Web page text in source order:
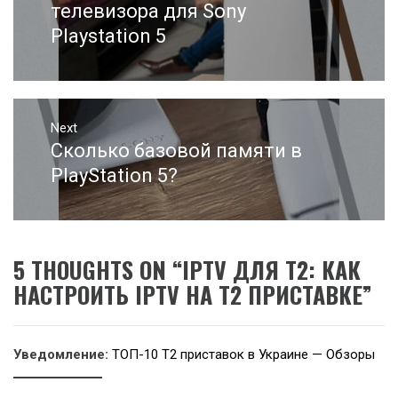
записям
post:
телевизора для Sony
Playstation 5
Next
Next
post:
Сколько базовой памяти в
PlayStation 5?
5 THOUGHTS ON “IPTV ДЛЯ Т2: КАК
НАСТРОИТЬ IPTV НА Т2 ПРИСТАВКЕ”
Уведомление: ТОП-10 Т2 приставок в Украине — Обзоры